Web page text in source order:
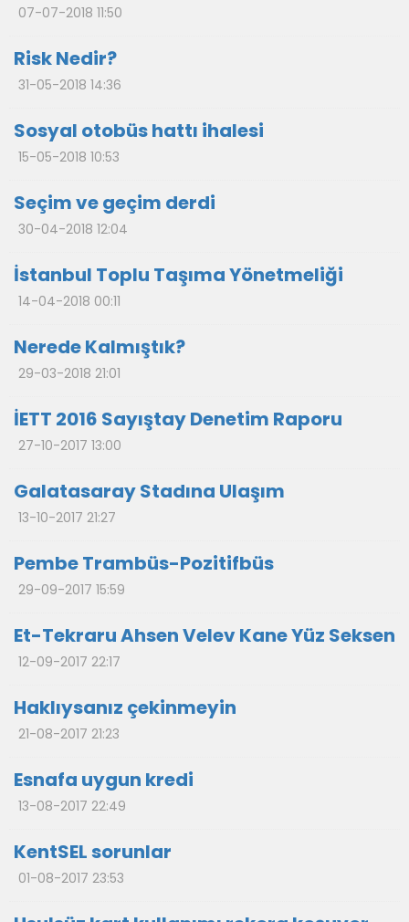
07-07-2018 11:50
Risk Nedir?
31-05-2018 14:36
Sosyal otobüs hattı ihalesi
15-05-2018 10:53
Seçim ve geçim derdi
30-04-2018 12:04
İstanbul Toplu Taşıma Yönetmeliği
14-04-2018 00:11
Nerede Kalmıştık?
29-03-2018 21:01
İETT 2016 Sayıştay Denetim Raporu
27-10-2017 13:00
Galatasaray Stadına Ulaşım
13-10-2017 21:27
Pembe Trambüs-Pozitifbüs
29-09-2017 15:59
Et-Tekraru Ahsen Velev Kane Yüz Seksen
12-09-2017 22:17
Haklıysanız çekinmeyin
21-08-2017 21:23
Esnafa uygun kredi
13-08-2017 22:49
KentSEL sorunlar
01-08-2017 23:53